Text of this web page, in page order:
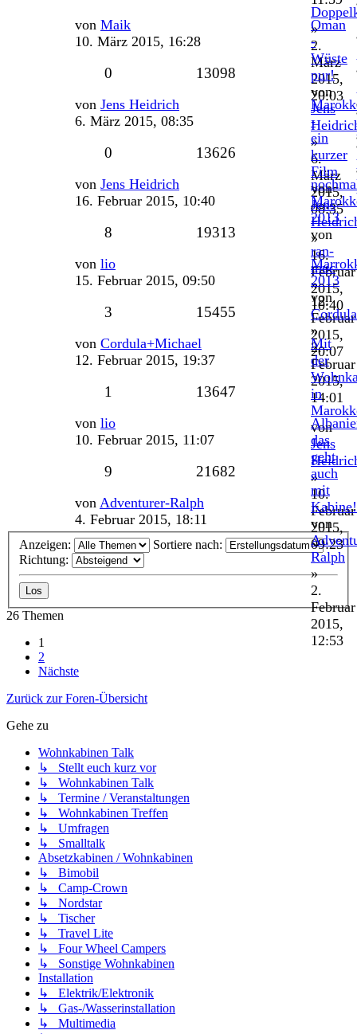
»
2.
März
2015,
20:03
Letzter
Beitrag
von Maik
10. März 2015, 16:28
Oman
-
Wüste
pur!
von
Jens
»
6.
März
2015,
08:35
0 13098
Letzter
Beitrag
von Jens Heidrich
6. März 2015, 08:35
-
ein
kurzer
Film
von
Jens
»
16.
Februar
2015,
10:40
0 13626
Letzter
Beitrag
von Jens Heidrich
16. Februar 2015, 10:40
2013
von
ran-
muc
»
12.
Februar
2015,
20:07
8 19313
Letzter
Beitrag
von lio
15. Februar 2015, 09:50
2013
von
»
2.
Februar
2015,
14:01
3 15455
Letzter
Beitrag
von Cordula+Michael
12. Februar 2015, 19:37
Mit
der
in
von
Jens
»
10.
Februar
2015,
09:23
1 13647
Letzter
Beitrag
von lio
10. Februar 2015, 11:07
das
geht
auch
mit
Kabine!
von
Ralph
»
2.
Februar
2015,
12:53
9 21682
Letzter
Beitrag
von Adventurer-Ralph
4. Februar 2015, 18:11
Anzeigen:
Sortiere nach:
Richtung:
26 Themen
1
2
Nächste
Zurück zur Foren-Übersicht
Gehe zu
Wohnkabinen Talk
↳ Stellt euch kurz vor
↳ Wohnkabinen Talk
↳ Termine / Veranstaltungen
↳ Wohnkabinen Treffen
↳ Umfragen
↳ Smalltalk
Absetzkabinen / Wohnkabinen
↳ Bimobil
↳ Camp-Crown
↳ Nordstar
↳ Tischer
↳ Travel Lite
↳ Four Wheel Campers
↳ Sonstige Wohnkabinen
Installation
↳ Elektrik/Elektronik
↳ Gas-/Wasserinstallation
↳ Multimedia